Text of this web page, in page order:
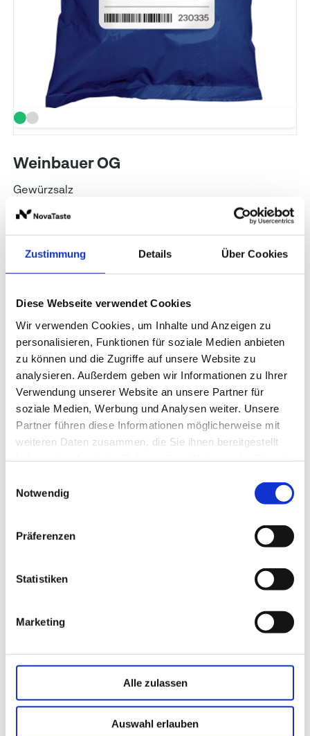
Zustimmung Details Über Cookies
Diese Webseite verwendet Cookies
Wir verwenden Cookies, um Inhalte und Anzeigen zu
personalisieren, Funktionen für soziale Medien anbieten
zu können und die Zugriffe auf unsere Website zu
analysieren. Außerdem geben wir Informationen zu Ihrer
Verwendung unserer Website an unsere Partner für
soziale Medien, Werbung und Analysen weiter. Unsere
Partner führen diese Informationen möglicherweise mit
weiteren Daten zusammen, die Sie ihnen bereitgestellt
Notwendig
Präferenzen
Statistiken
Marketing
Alle zulassen
Auswahl erlauben
Weinbauer OG
Gewürzsalz
Art. Nr.: 230335
Preise und Verfügbarkeit sehen unsere
Beschreibung Lagerung und Verpackung
Beschreibung
herzhafte Würzung mit Paprika, Pfeffer, Koriander
für Spezialitäten vom Rind und Schwein
Lagerung und Verpackung
Verpackung
Beliebte Produkte